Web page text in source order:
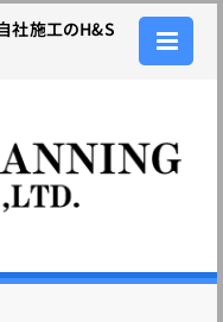
社施工のH&S